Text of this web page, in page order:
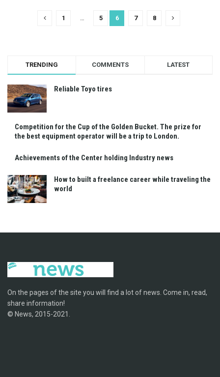
1 … 5 6 7 8
TRENDING COMMENTS LATEST
Reliable Toyo tires
Competition for the Cup of the Golden Bucket. The prize for
the best equipment operator will be a trip to London.
Achievements of the Center holding Industry news
How to built a freelance career while traveling the
world
On the pages of the site you will find a lot of news. Come in, read,
share information!
© News, 2015-2021.